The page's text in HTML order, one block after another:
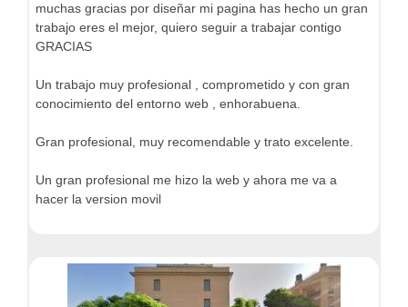
muchas gracias por diseñar mi pagina has hecho un gran
trabajo eres el mejor, quiero seguir a trabajar contigo
GRACIAS
Un trabajo muy profesional , comprometido y con gran
conocimiento del entorno web , enhorabuena.
Gran profesional, muy recomendable y trato excelente.
Un gran profesional me hizo la web y ahora me va a
hacer la version movil